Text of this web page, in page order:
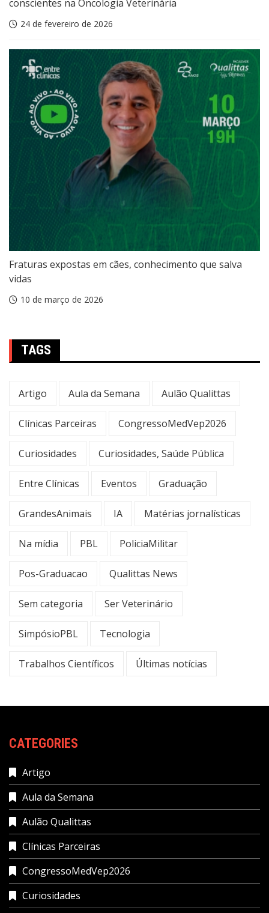
conscientes na Oncologia Veterinária
24 de fevereiro de 2026
Fraturas expostas em cães, conhecimento que salva
vidas
10 de março de 2026
TAGS
Artigo Aula da Semana Aulão Qualittas
Clínicas Parceiras CongressoMedVep2026
Curiosidades Curiosidades, Saúde Pública
Entre Clínicas Eventos Graduação
GrandesAnimais IA Matérias jornalísticas
Na mídia PBL PoliciaMilitar
Pos-Graduacao Qualittas News
Sem categoria Ser Veterinário
SimpósioPBL Tecnologia
Trabalhos Científicos Últimas notícias
CATEGORIES
Artigo
Aula da Semana
Aulão Qualittas
Clínicas Parceiras
CongressoMedVep2026
Curiosidades